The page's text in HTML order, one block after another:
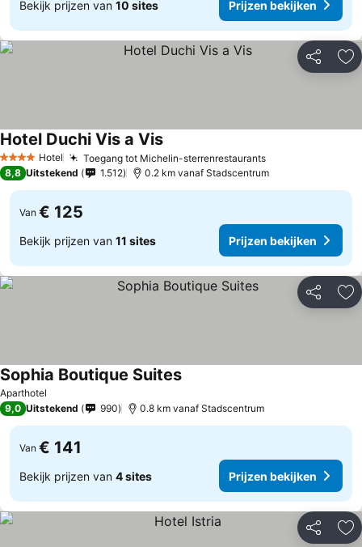
Bekijk prijzen van 10 sites Prijzen bekijken
Delen
4 SterrenHotel Toegang tot Michelin-sterrenrestaurants
Hotel Duchi Vis a Vis
8,8 Uitstekend 1.512 0.2 km vanaf Stadscentrum
Van € 125
Bekijk prijzen van 11 sites Prijzen bekijken
Delen
Aparthotel
Sophia Boutique Suites
9,0 Uitstekend 990 0.8 km vanaf Stadscentrum
Van € 141
Bekijk prijzen van 4 sites Prijzen bekijken
Delen